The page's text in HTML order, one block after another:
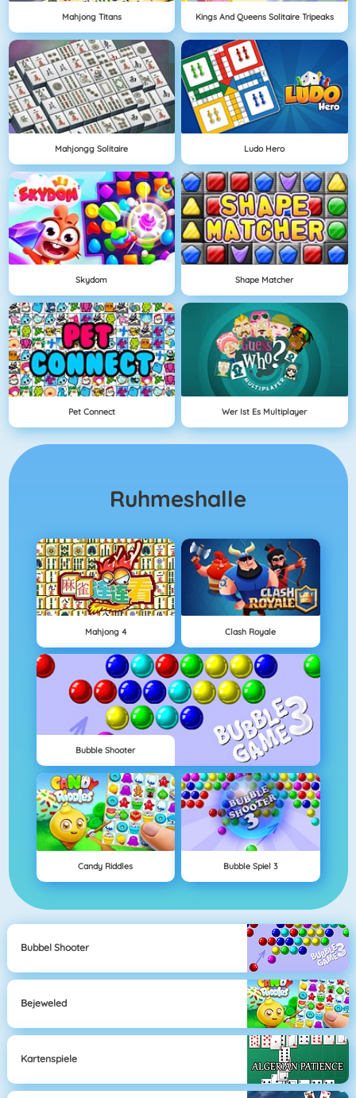
Mahjong Titans Kings And Queens Solitaire Tripeaks
Mahjongg Solitaire Ludo Hero
Skydom Shape Matcher
Pet Connect Wer Ist Es Multiplayer
Ruhmeshalle
Mahjong 4 Clash Royale
Bubble Shooter
Candy Riddles Bubble Spiel 3
Bubbel Shooter
Bejeweled
Kartenspiele